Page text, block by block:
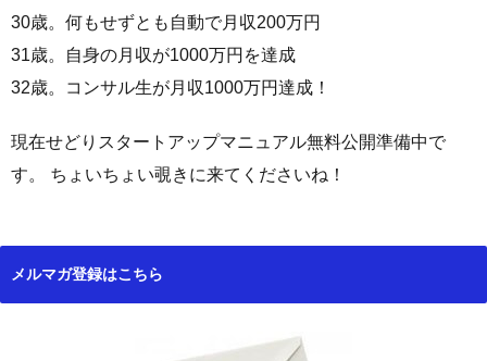
30歳。何もせずとも自動で月収200万円
31歳。自身の月収が1000万円を達成
32歳。コンサル生が月収1000万円達成！
現在せどりスタートアップマニュアル無料公開準備中で
す。 ちょいちょい覗きに来てくださいね！
メルマガ登録はこちら